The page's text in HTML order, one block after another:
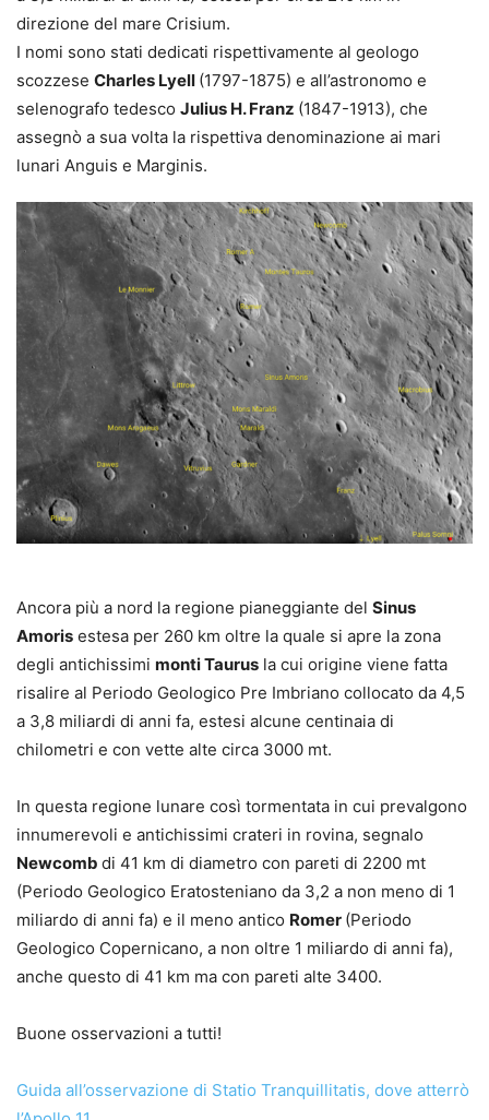
direzione del mare Crisium.
I nomi sono stati dedicati rispettivamente al geologo
scozzese Charles Lyell (1797-1875) e all’astronomo e
selenografo tedesco Julius H. Franz (1847-1913), che
assegnò a sua volta la rispettiva denominazione ai mari
lunari Anguis e Marginis.
Ancora più a nord la regione pianeggiante del Sinus
Amoris estesa per 260 km oltre la quale si apre la zona
degli antichissimi monti Taurus la cui origine viene fatta
risalire al Periodo Geologico Pre Imbriano collocato da 4,5
a 3,8 miliardi di anni fa, estesi alcune centinaia di
chilometri e con vette alte circa 3000 mt.
In questa regione lunare così tormentata in cui prevalgono
innumerevoli e antichissimi crateri in rovina, segnalo
Newcomb di 41 km di diametro con pareti di 2200 mt
(Periodo Geologico Eratosteniano da 3,2 a non meno di 1
miliardo di anni fa) e il meno antico Romer (Periodo
Geologico Copernicano, a non oltre 1 miliardo di anni fa),
anche questo di 41 km ma con pareti alte 3400.
Buone osservazioni a tutti!
Guida all’osservazione di Statio Tranquillitatis, dove atterrò